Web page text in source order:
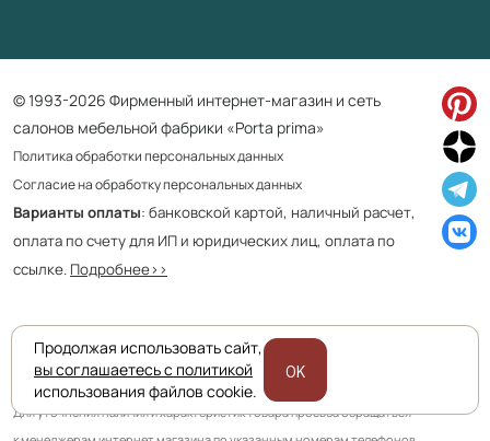
© 1993-2026 Фирменный интернет-магазин и сеть
салонов мебельной фабрики «Porta prima»
Политика обработки персональных данных
Согласие на обработку персональных данных
Варианты оплаты: банковской картой, наличный расчет,
оплата по счету для ИП и юридических лиц, оплата по
ссылке. Подробнее>>
Приведенная на сайте информация не является публичной офертой
и носит информационно ознакомительный характер.
Для уточнения наличия и характеристик товара просьба обращаться
Продолжая использовать сайт,
вы соглашаетесь с политикой
использования файлов cookie.
OK